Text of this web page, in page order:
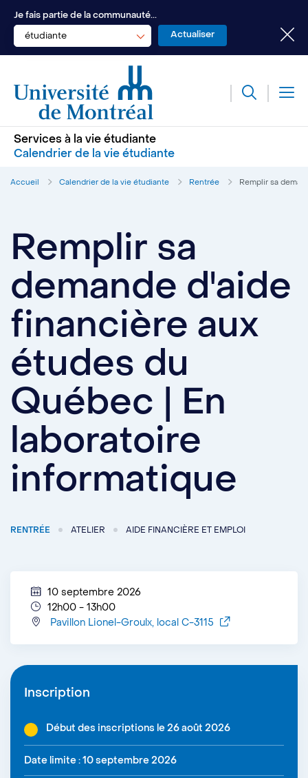
Je fais partie de la communauté...
étudiante
Services à la vie étudiante
Calendrier de la vie étudiante
Accueil Calendrier de la vie étudiante Rentrée Remplir sa
Remplir sa
demande d'aide
financière aux
études du
Québec | En
laboratoire
informatique
RENTRÉE ATELIER AIDE FINANCIÈRE ET EMPLOI
10 septembre 2026
12h00 - 13h00
Pavillon Lionel-Groulx, local C-3115
Inscription
Début des inscriptions le 26 août 2026
Date limite : 10 septembre 2026